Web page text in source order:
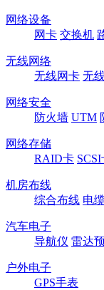
网络设备
网卡 交换机
无线网络
无线网卡 无
网络安全
防火墙 UTM
网络存储
RAID卡
机房布线
综合布线 电
汽车电子
导航仪 雷达
户外电子
GPS手表